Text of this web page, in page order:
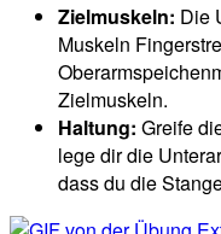
Zielmuskeln: Die
Muskeln
Zielmuskeln.
Haltung: Greife
lege dir die
dass du die